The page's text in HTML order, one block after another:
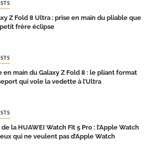
Z Fold 8 Ultra : prise en main du pliable que
frère éclipse
en main du Galaxy Z Fold 8 : le pliant format
qui vole la vedette à l’Ultra
de la HUAWEI Watch Fit 5 Pro : l’Apple Watch
qui ne veulent pas d’Apple Watch